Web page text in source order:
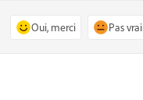
Oui, merci Pas